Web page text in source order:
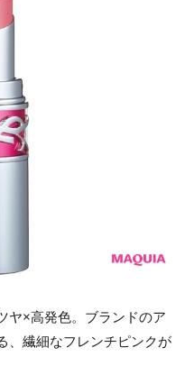
ヤ×高発色。ブランドのア
、繊細なフレンチピンクが